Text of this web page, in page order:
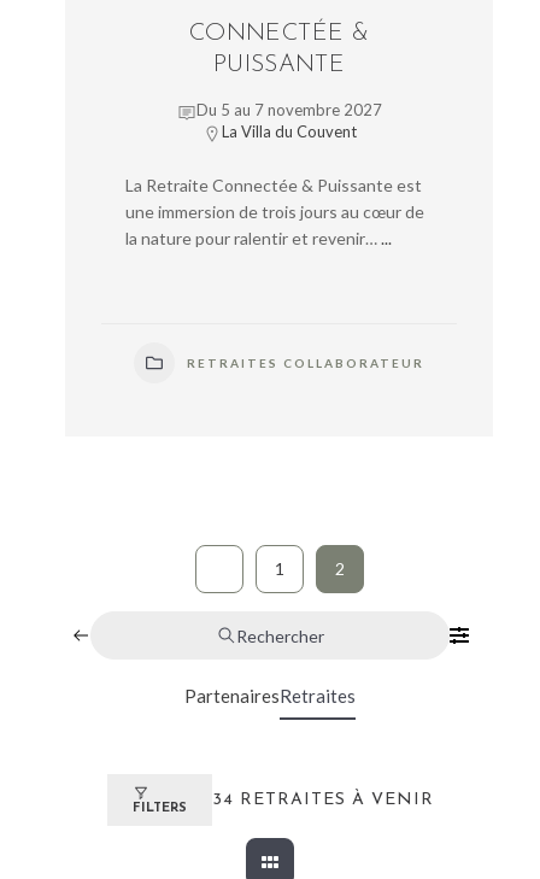
CONNECTÉE &
PUISSANTE
Du 5 au 7 novembre 2027
La Villa du Couvent
La Retraite Connectée & Puissante est
une immersion de trois jours au cœur de
la nature pour ralentir et revenir…...
RETRAITES COLLABORATEUR
1 2
Rechercher
PartenairesRetraites
FILTERS 34 RETRAITES À VENIR